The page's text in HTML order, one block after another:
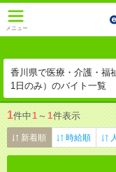
メニュー
香川県で医療・介護・福
1日のみ）のバイト一覧
1件中1 ～ 1件表示
新着順 時給順